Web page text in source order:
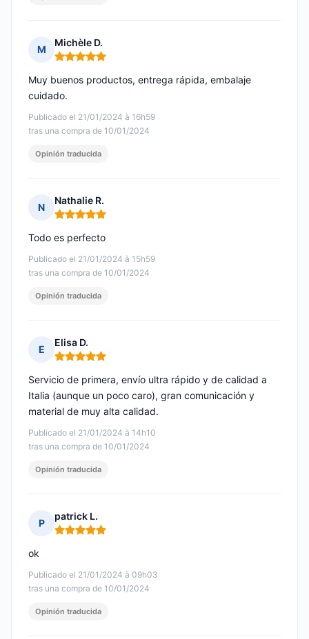
M
Michèle D.
Nota: 5 de 5
Publicado el 21/01/2024 à 16h59
tras una compra de 10/01/2024
Muy buenos productos, entrega rápida, embalaje
cuidado.
Opinión traducida
N
Nathalie R.
Nota: 5 de 5
Publicado el 21/01/2024 à 15h59
tras una compra de 10/01/2024
Todo es perfecto
Opinión traducida
E
Elisa D.
Nota: 5 de 5
Publicado el 21/01/2024 à 14h10
tras una compra de 10/01/2024
Servicio de primera, envío ultra rápido y de calidad a
Italia (aunque un poco caro), gran comunicación y
material de muy alta calidad.
Opinión traducida
P
patrick L.
Nota: 5 de 5
Publicado el 21/01/2024 à 09h03
tras una compra de 10/01/2024
ok
Opinión traducida